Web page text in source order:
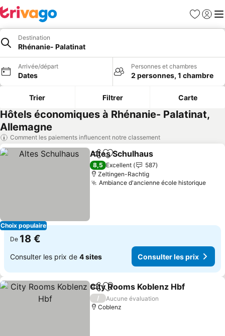
Favoris
Se
Destination
Rhénanie- Palatinat
Arrivée/départ
Dates
Personnes et chambres
2 personnes, 1 chambre
Trier Filtrer Carte
Hôtels économiques à Rhénanie- Palatinat,
Allemagne
Comment les paiements influencent notre classement
Choix populaire
PartagerAjouter à mes favoris
Altes Schulhaus
8,5 Excellent
587
Zeltingen-Rachtig
Ambiance d'ancienne école historique
De 18 €
Consulter les prix de 4 sites Consulter les prix
PartagerAjouter à mes favoris
City Rooms Koblenz Hbf
/
Aucune évaluation
Coblenz